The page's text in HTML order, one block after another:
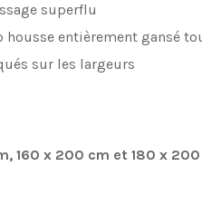
superflu
housse entièrement gansé
sur les largeurs
160 x 200 cm et 180 x